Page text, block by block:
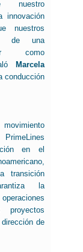
nuestro
innovación
nuestros
de una
como
Marcela
conducción
en el
transición
la
de